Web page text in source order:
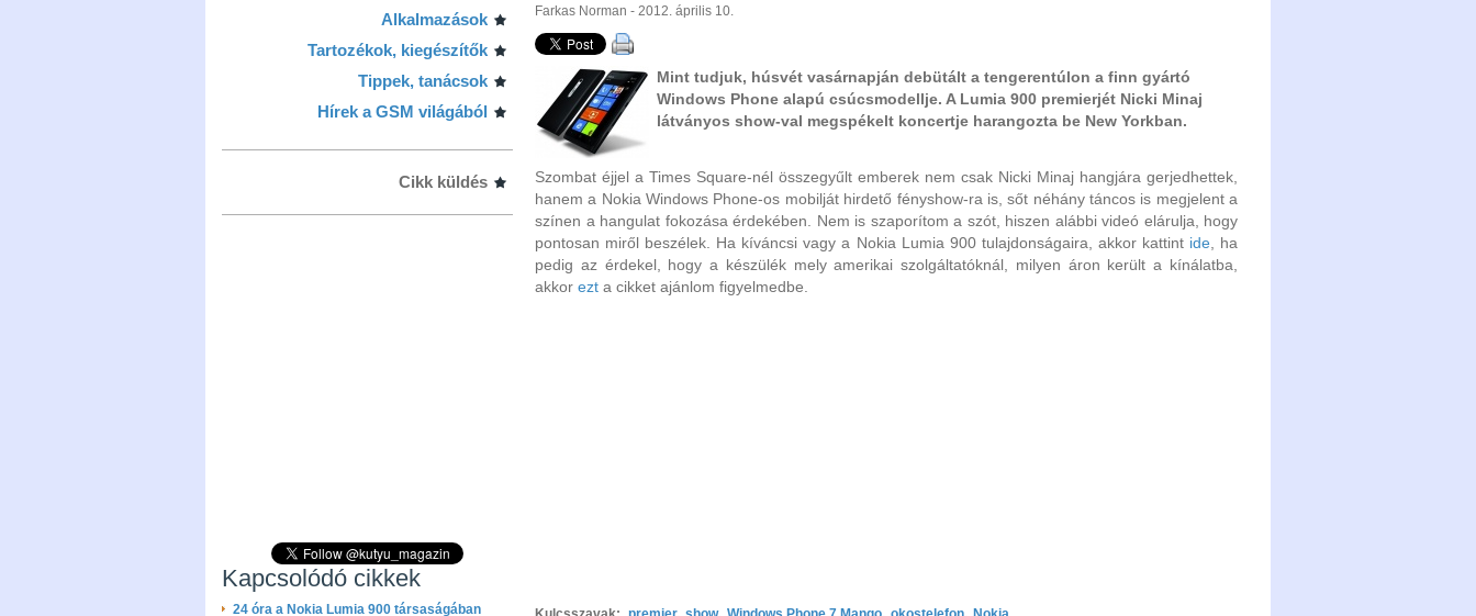
Alkalmazások
Tartozékok, kiegészítők
Tippek, tanácsok
Hírek a GSM világából
Cikk küldés
Kapcsolódó cikkek
24 óra a Nokia Lumia 900 társaságában
Farkas Norman - 2012. április 10.
Mint tudjuk, húsvét vasárnapján debütált a tengerentúlon a finn gyártó
Windows Phone alapú csúcsmodellje. A Lumia 900 premierjét Nicki Minaj
látványos show-val megspékelt koncertje harangozta be New Yorkban.
Szombat éjjel a Times Square-nél összegyűlt emberek nem csak Nicki Minaj hangjára gerjedhettek,
hanem a Nokia Windows Phone-os mobilját hirdető fényshow-ra is, sőt néhány táncos is megjelent a
színen a hangulat fokozása érdekében. Nem is szaporítom a szót, hiszen alábbi videó elárulja, hogy
pontosan miről beszélek. Ha kíváncsi vagy a Nokia Lumia 900 tulajdonságaira, akkor kattint ide, ha
pedig az érdekel, hogy a készülék mely amerikai szolgáltatóknál, milyen áron került a kínálatba,
akkor ezt a cikket ajánlom figyelmedbe.